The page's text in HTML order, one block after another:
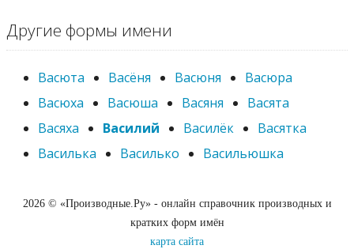
Другие формы имени
Васюта Васёня Васюня
Васюра
Васюха
Васюша Васяня
Васята
Васяха
Василий Василёк
Васятка
Василька
Василько Васильюшка
2026 © «Производные.Ру» - онлайн справочник производных и
кратких форм имён
карта сайта